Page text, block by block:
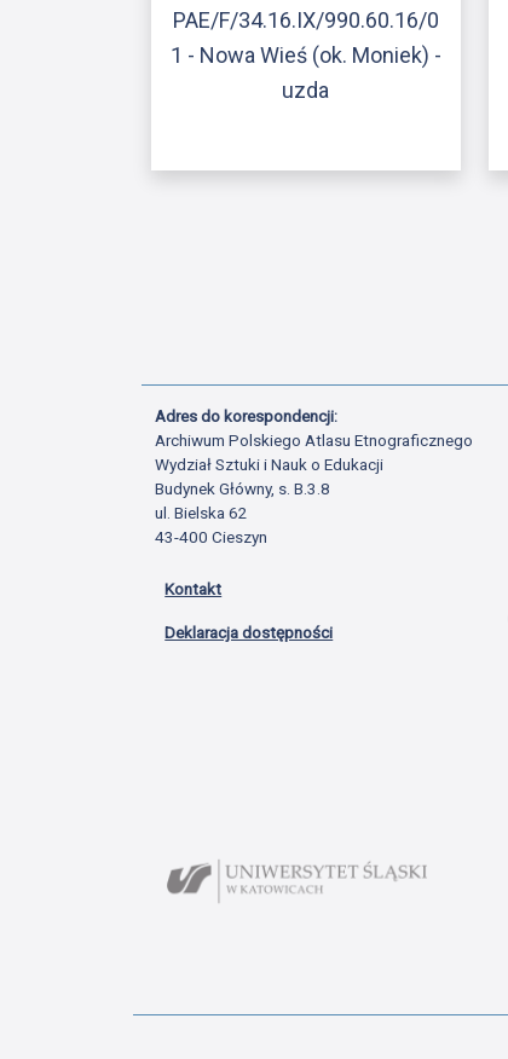
PAE/F/34.16.IX/990.60.16/0
1 - Nowa Wieś (ok. Moniek) -
uzda
Adres do korespondencji:
Archiwum Polskiego Atlasu Etnograficznego
Wydział Sztuki i Nauk o Edukacji
Budynek Główny, s. B.3.8
ul. Bielska 62
43-400 Cieszyn
Kontakt
Deklaracja dostępności